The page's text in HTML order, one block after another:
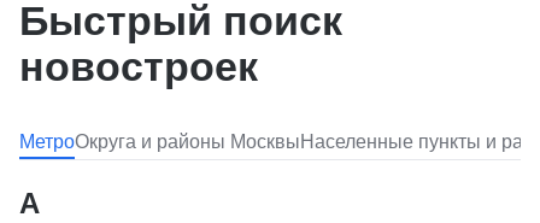
Быстрый поиск
новостроек
МетроОкруга и районы МосквыНаселенные пункты и
А